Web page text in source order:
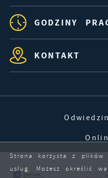
GODZINY
KONTAKT
Strona korzysta z
usług. Możesz określić